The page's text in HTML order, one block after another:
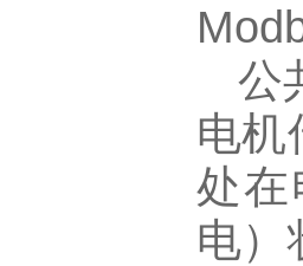
公
电机
处在
电）